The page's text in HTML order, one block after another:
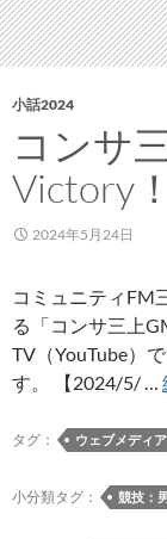
小話2024
コンサ
Victory
2024年5月24日
コミュニティFM
る「コンサ三上
TV（YouTube）
す。 【2024/5/ …
タグ： ウェブメディア
小分類タグ： 競技：